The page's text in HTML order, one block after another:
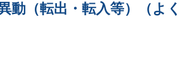
動（転出・転入等）（よく